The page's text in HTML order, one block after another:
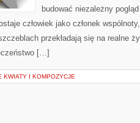
budować niezależny
człowiek jako członek
przekładają się na realne
[…]
KWIATY I KOMPOZYCJE